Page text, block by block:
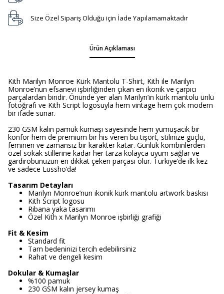
Size Özel Sipariş Olduğu için İade Yapılamamaktadır
Ürün Açıklaması
Kith Marilyn Monroe Kürk Mantolu T-Shirt, Kith ile Marilyn
Monroe’nun efsanevi işbirliğinden çıkan en ikonik ve çarpıcı
parçalardan biridir. Önünde yer alan Marilyn’in kürk mantolu ünlü
fotoğrafı ve Kith Script logosuyla hem vintage hem çok modern
bir ifade sunar.
230 GSM kalın pamuk kumaşı sayesinde hem yumuşacık bir
konfor hem de premium bir his veren bu tişört, stilinize güçlü,
feminen ve zamansız bir karakter katar. Günlük kombinlerden
özel sokak stillerine kadar her tarza kolayca uyum sağlar ve
gardırobunuzun en dikkat çeken parçası olur. Türkiye’de ilk kez
ve sadece Lussho’da!
Tasarım Detayları
Marilyn Monroe’nun ikonik kürk mantolu artwork baskısı
Kith Script logosu
Ribana yaka tasarımı
Özel Kith x Marilyn Monroe işbirliği grafiği
Fit & Kesim
Standard fit
Tam bedeninizi tercih edebilirsiniz
Rahat ve dengeli kesim
Dokular & Kumaşlar
%100 pamuk
230 GSM kalın jersey kumaş